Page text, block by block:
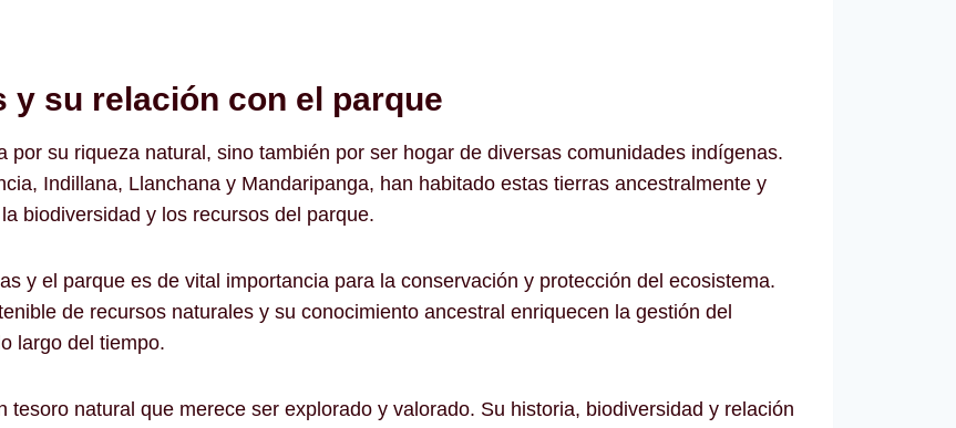
y su relación con el parque
por su riqueza natural, sino también por ser hogar de diversas comunidades indígenas.
Indillana, Llanchana y Mandaripanga, han habitado estas tierras ancestralmente y
biodiversidad y los recursos del parque.
y el parque es de vital importancia para la conservación y protección del ecosistema.
de recursos naturales y su conocimiento ancestral enriquecen la gestión del
largo del tiempo.
tesoro natural que merece ser explorado y valorado. Su historia, biodiversidad y relación